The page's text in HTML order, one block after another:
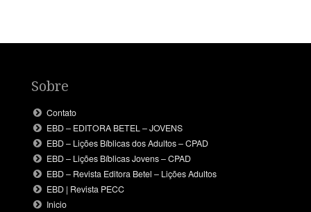
Sobre
Contato
EBD – EDITORA BETEL – JOVENS
EBD – Lições Bíblicas dos Adultos – CPAD
EBD – Lições Bíblicas Jovens – CPAD
EBD – Revista Editora Betel – Lições Adultos
EBD | Revista PECC
Inicio